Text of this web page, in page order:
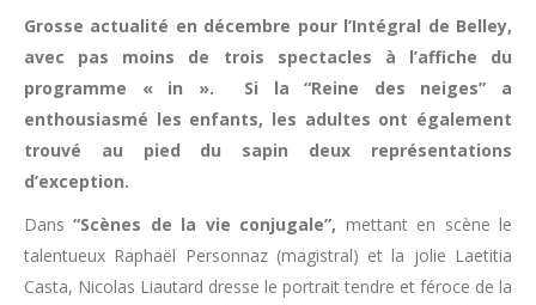
Grosse actualité en décembre pour l’Intégral de Belley,
avec pas moins de trois spectacles à l’affiche du
programme « in ». Si la “Reine des neiges” a
enthousiasmé les enfants, les adultes ont également
trouvé au pied du sapin deux représentations
d’exception.
Dans“Scènes de la vie conjugale”, mettant en scène le
talentueux Raphaël Personnaz (magistral) et la jolie Laetitia
Casta, Nicolas Liautard dresse le portrait tendre et féroce de la